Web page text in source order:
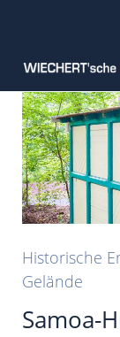
Historische
Gelände
Samoa-